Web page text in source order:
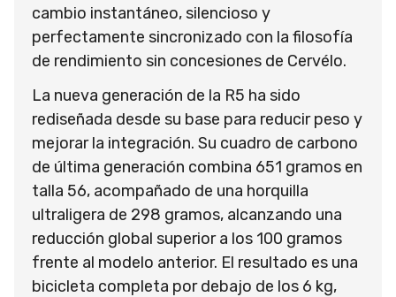
cambio instantáneo, silencioso y
perfectamente sincronizado con la filosofía
de rendimiento sin concesiones de Cervélo.
La nueva generación de la R5 ha sido
rediseñada desde su base para reducir peso y
mejorar la integración. Su cuadro de carbono
de última generación combina 651 gramos en
talla 56, acompañado de una horquilla
ultraligera de 298 gramos, alcanzando una
reducción global superior a los 100 gramos
frente al modelo anterior. El resultado es una
bicicleta completa por debajo de los 6 kg,